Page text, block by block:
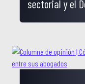
sectorial y el